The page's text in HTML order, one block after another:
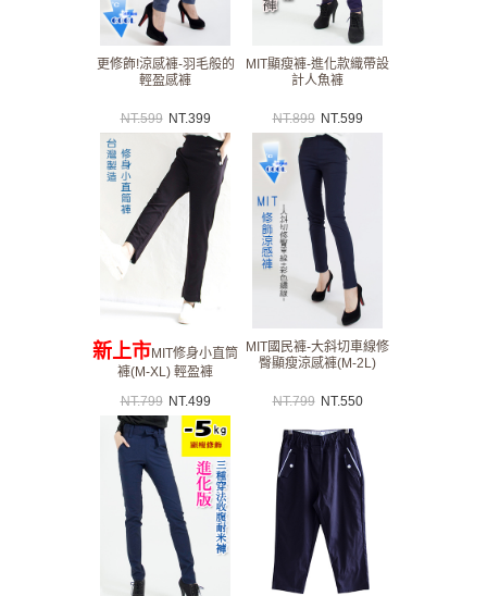
更修飾!涼感褲-羽毛般的
輕盈感褲
NT.599 NT.399
MIT顯瘦褲-進化款織帶設
計人魚褲
NT.899 NT.599
新上市MIT修身小直筒
褲(M-XL) 輕盈褲
NT.799 NT.499
MIT國民褲-大斜切車線修
臀顯瘦涼感褲(M-2L)
NT.799 NT.550